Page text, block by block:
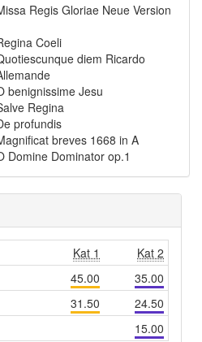
Regis Gloriae Neue Version
Coeli
diem Ricardo
benignissime Jesu
Regina
profundis
breves 1668 in A
Domine Dominator op.1
Kat 1
Kat 2
45.00
35.00
31.50
24.50
15.00